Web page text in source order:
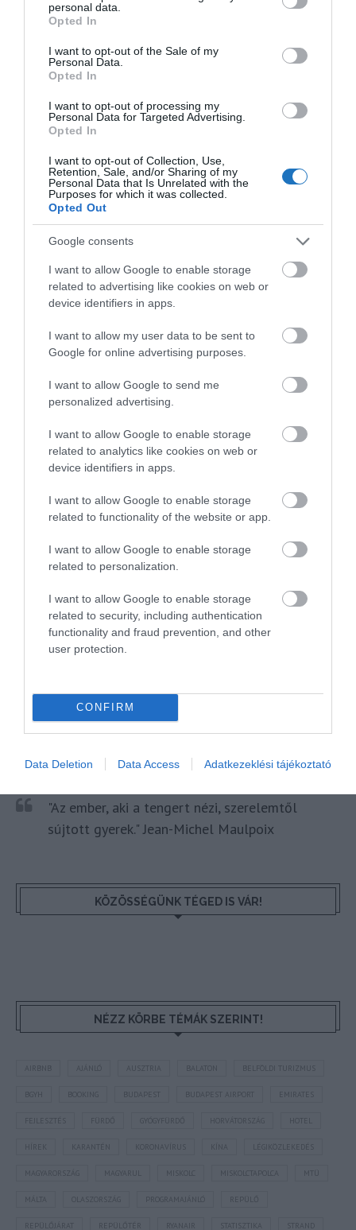
grant or deny consent to Google and its third-party tags to
use your data for below specified purposes in below Google
consent section.
personal data.
Opted In
I want to opt-out of the Sale of my
Personal Data.
Opted In
I want to opt-out of processing my
Personal Data for Targeted Advertising.
Opted In
I want to opt-out of Collection, Use,
Retention, Sale, and/or Sharing of my
Personal Data that Is Unrelated with the
Purposes for which it was collected.
Opted Out
Google consents
I want to allow Google to enable storage
related to advertising like cookies on web or
device identifiers in apps.
I want to allow my user data to be sent to
Google for online advertising purposes.
I want to allow Google to send me
personalized advertising.
I want to allow Google to enable storage
related to analytics like cookies on web or
device identifiers in apps.
I want to allow Google to enable storage
related to functionality of the website or app.
I want to allow Google to enable storage
related to personalization.
I want to allow Google to enable storage
related to security, including authentication
functionality and fraud prevention, and other
user protection.
CONFIRM
Data Deletion Data Access Adatkezeklési tájékoztató
csoportunkhoz, kövessInstánésTikTok-on is,
iratkozz
fel hírlevelünkre!
Megosztás
Kérem nap végén az aznapi friss cikkeket!
BRASSÓ LÁTVÁNYOSSÁG LEGKESKENYEBB LEZÁRÁS
ZSINÓR UTCA
HETI BÖLCSESSÉG
"Az ember, aki a tengert nézi, szerelemtől
sújtott gyerek." Jean-Michel Maulpoix
KÖZÖSSÉGÜNK TÉGED IS VÁR!
NÉZZ KÖRBE TÉMÁK SZERINT!
AUSZTRIA BALATON BELFÖLDI TURIZMUS
BUDAPEST BUDAPEST AIRPORT EMIRATES
FEJLESZTÉS HORVÁTORSZÁG HOTEL
KARANTÉN LÉGIKÖZLEKEDÉS
MAGYARORSZÁG MISKOLCTAPOLCA MTÜ
MÁLTA OLASZORSZÁG
REPÜLŐJÁRAT REPÜLŐTÉR STATISZTIKA STRAND